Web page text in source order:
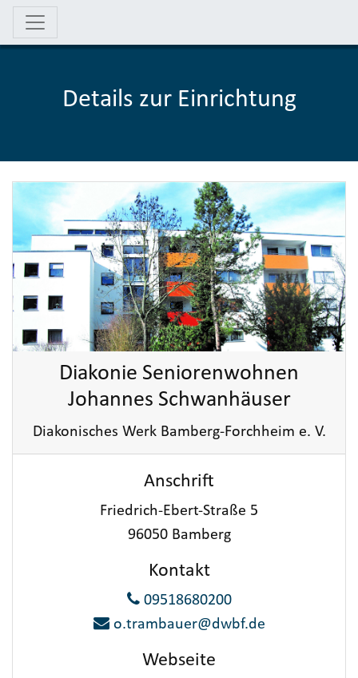
Details zur Einrichtung
Diakonie Seniorenwohnen
Johannes Schwanhäuser
Diakonisches Werk Bamberg-Forchheim e. V.
Anschrift
Friedrich-Ebert-Straße 5
96050 Bamberg
Kontakt
09518680200
o.trambauer@dwbf.de
Webseite